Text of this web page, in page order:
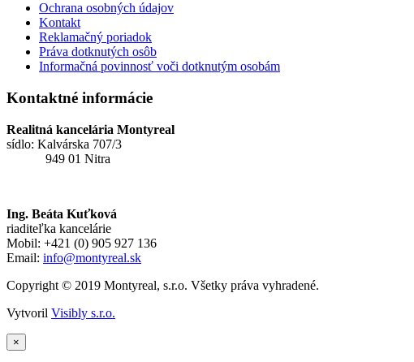
Ochrana osobných údajov
Kontakt
Reklamačný poriadok
Práva dotknutých osôb
Informačná povinnosť voči dotknutým osobám
Kontaktné informácie
Realitná kancelária Montyreal
sídlo: Kalvárska 707/3
949 01 Nitra
Ing. Beáta Kuťková
riaditeľka kancelárie
Mobil: +421 (0) 905 927 136
Email: info@montyreal.sk
Copyright © 2019 Montyreal, s.r.o. Všetky práva vyhradené.
Vytvoril Visibly s.r.o.
×